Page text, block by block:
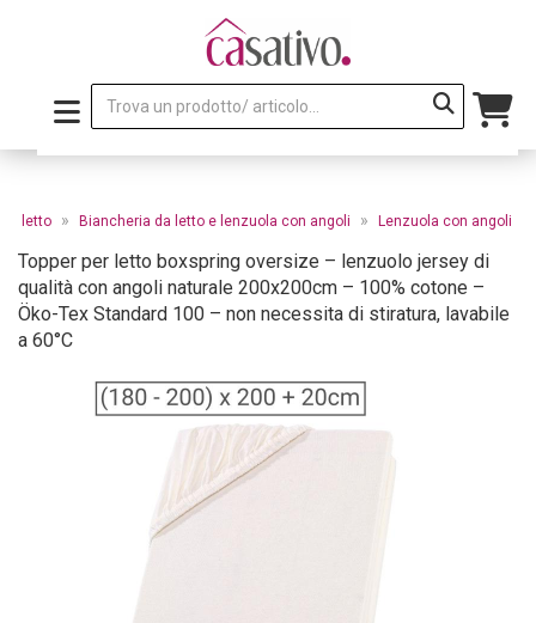
letto » Biancheria da letto e lenzuola con angoli » Lenzuola con angoli
Topper per letto boxspring oversize – lenzuolo jersey di
qualità con angoli naturale 200x200cm – 100% cotone –
Öko-Tex Standard 100 – non necessita di stiratura, lavabile
a 60°C